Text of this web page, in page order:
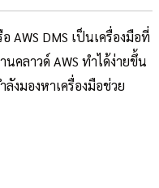
AWS DMS เป็นเครื่องมือที่
คลาวด์ AWS ทำได้ง่ายขึ้น
งมองหาเครื่องมือช่วย